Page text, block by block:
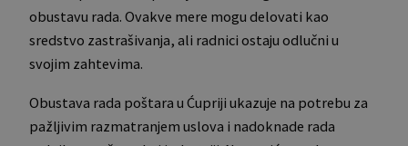
obustavu rada. Ovakve mere mogu delovati kao
sredstvo zastrašivanja, ali radnici ostaju odlučni u
svojim zahtevima.
Obustava rada poštara u Ćupriji ukazuje na potrebu za
pažljivim razmatranjem uslova i nadoknade rada